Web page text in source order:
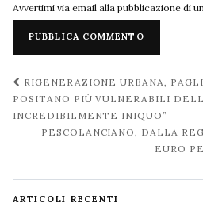
Avvertimi via email alla pubblicazione di
Navigazione
post
RIGENERAZIONE URBANA,
POSITANO PIÙ VULNERABILI
INCREDIBILMENTE INIQUO”
PESCOLANCIANO, DALLA
EURO
ARTICOLI RECENTI